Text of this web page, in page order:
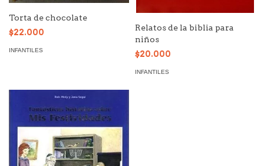
Torta de chocolate
$22.000
INFANTILES
Relatos de la biblia para
niños
$20.000
INFANTILES